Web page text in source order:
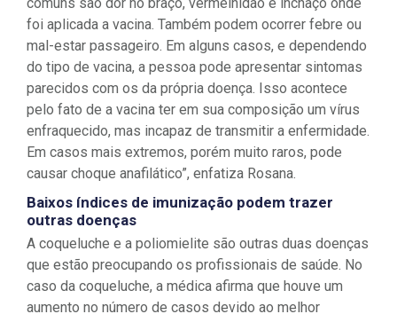
foi aplicada a vacina. Também podem ocorrer febre ou
mal-estar passageiro. Em alguns casos, e dependendo
do tipo de vacina, a pessoa pode apresentar sintomas
parecidos com os da própria doença. Isso acontece
pelo fato de a vacina ter em sua composição um vírus
enfraquecido, mas incapaz de transmitir a enfermidade.
Em casos mais extremos, porém muito raros, pode
causar choque anafilático”, enfatiza Rosana.
Baixos índices de imunização podem trazer
outras doenças
A coqueluche e a poliomielite são outras duas doenças
que estão preocupando os profissionais de saúde. No
caso da coqueluche, a médica afirma que houve um
aumento no número de casos devido ao melhor